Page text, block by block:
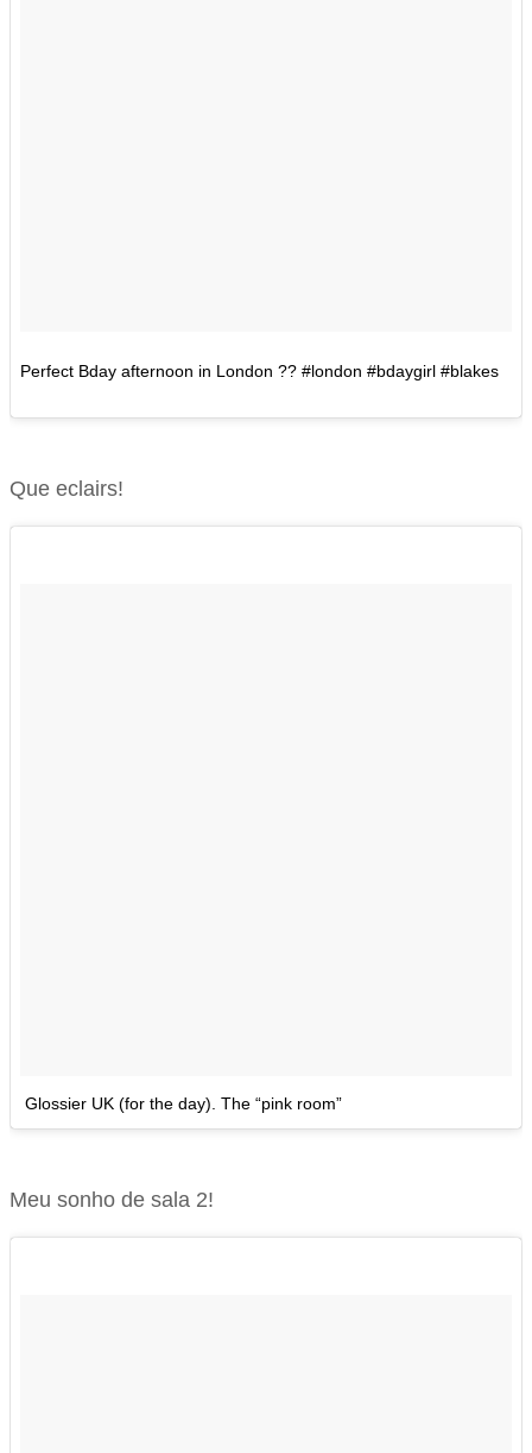
Perfect Bday afternoon in London ?? #london #bdaygirl #blakes
Que eclairs!
Glossier UK (for the day). The “pink room”
Meu sonho de sala 2!